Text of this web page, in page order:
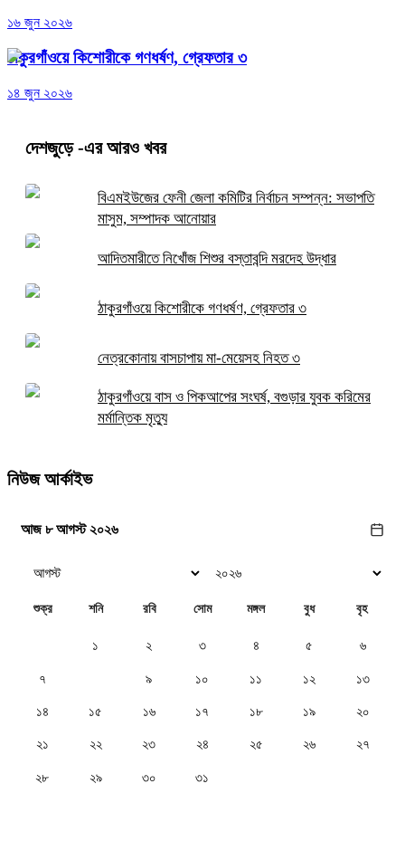
১৬ জুন ২০২৬
ঠাকুরগাঁওয়ে কিশোরীকে গণধর্ষণ, গ্রেফতার ৩
১৪ জুন ২০২৬
দেশজুড়ে-এর আরও খবর
বিএমইউজের ফেনী জেলা কমিটির নির্বাচন সম্পন্ন: সভাপতি
মাসুম, সম্পাদক আনোয়ার
আদিতমারীতে নিখোঁজ শিশুর বস্তাবন্দি মরদেহ উদ্ধার
ঠাকুরগাঁওয়ে কিশোরীকে গণধর্ষণ, গ্রেফতার ৩
নেত্রকোনায় বাসচাপায় মা-মেয়েসহ নিহত ৩
ঠাকুরগাঁওয়ে বাস ও পিকআপের সংঘর্ষ, বগুড়ার যুবক করিমের
মর্মান্তিক মৃত্যু
নিউজ আর্কাইভ
আজ ৮ আগস্ট ২০২৬
শুক্র শনি রবি সোম মঙ্গল বুধ বৃহ
১ ২ ৩ ৪ ৫ ৬
৭ ৯ ১০ ১১ ১২ ১৩
১৪ ১৫ ১৬ ১৭ ১৮ ১৯ ২০
২১ ২২ ২৩ ২৪ ২৫ ২৬ ২৭
২৮ ২৯ ৩০ ৩১